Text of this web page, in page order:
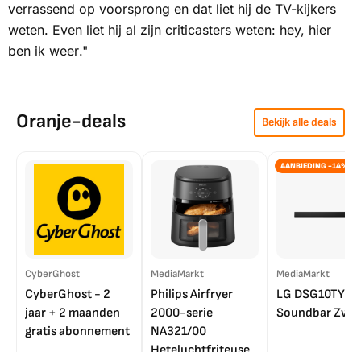
verrassend op voorsprong en dat liet hij de TV-kijkers
weten. Even liet hij al zijn criticasters weten: hey, hier
ben ik weer."
Oranje-deals Bekijk alle deals
CyberGhost
CyberGhost - 2
jaar + 2 maanden
gratis abonnement
MediaMarkt
Philips Airfryer
2000-serie
NA321/00
AANBIEDING -14%
MediaMarkt
LG DSG10TY
Soundbar